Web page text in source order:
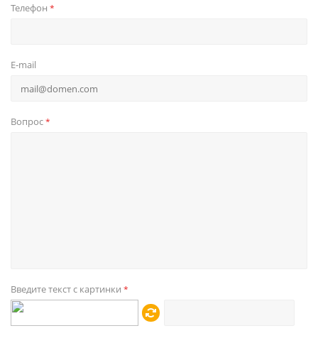
Телефон *
E-mail
Вопрос*
Введите текст с картинки *